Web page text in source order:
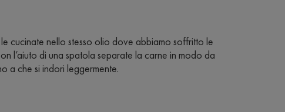
cucinate nello stesso olio dove abbiamo soffritto le
l’aiuto di una spatola separate la carne in modo da
a che si indori leggermente.